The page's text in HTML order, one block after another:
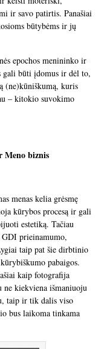
ir savo patirtis. Panašiai
būtybėms ir jų
epochos menininko ir
gali būti įdomus ir dėl to,
(ne)kūniškumą, kuris
– kitokio suvokimo
Meno biznis
menas kelia grėsmę
kūrybos procesą ir gali
estetiką. Tačiau
prieinamumo,
taip pat šie dirbtinio
pabaigos.
kaip fotografija
ne kiekviena išmaniuoju
taip ir tik dalis viso
bus laikoma tinkama